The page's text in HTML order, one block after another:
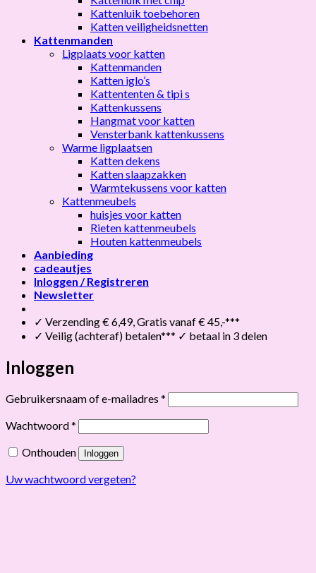
Kattenluik toebehoren
Katten veiligheidsnetten
Kattenmanden
Ligplaats voor katten
Kattenmanden
Katten iglo’s
Kattententen & tipi s
Kattenkussens
Hangmat voor katten
Vensterbank kattenkussens
Warme ligplaatsen
Katten dekens
Katten slaapzakken
Warmtekussens voor katten
Kattenmeubels
huisjes voor katten
Rieten kattenmeubels
Houten kattenmeubels
Aanbieding
cadeautjes
Inloggen / Registreren
Newsletter
✓ Verzending € 6,49, Gratis vanaf € 45,-***
✓ Veilig (achteraf) betalen*** ✓ betaal in 3 delen
Inloggen
Gebruikersnaam of e-mailadres * Vereist
Wachtwoord* Vereist
Onthouden Inloggen
Uw wachtwoord vergeten?